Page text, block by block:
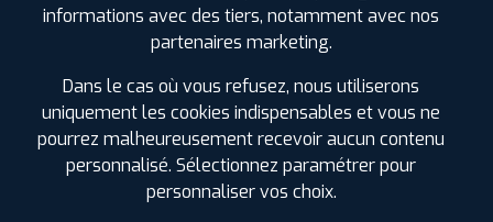
informations avec des tiers, notamment avec nos
partenaires marketing.
Dans le cas où vous refusez, nous utiliserons
uniquement les cookies indispensables et vous ne
pourrez malheureusement recevoir aucun contenu
personnalisé. Sélectionnez paramétrer pour
personnaliser vos choix.